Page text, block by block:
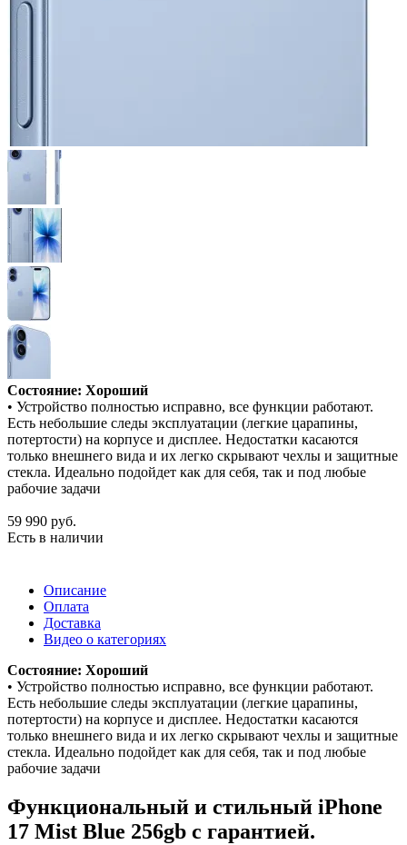
Состояние: Хороший
• Устройство полностью исправно, все функции работают.
Есть небольшие следы эксплуатации (легкие царапины,
потертости) на корпусе и дисплее. Недостатки касаются
только внешнего вида и их легко скрывают чехлы и защитные
стекла. Идеально подойдет как для себя, так и под любые
рабочие задачи
59 990 руб.
Есть в наличии
Описание
Оплата
Доставка
Видео о категориях
Состояние: Хороший
• Устройство полностью исправно, все функции работают.
Есть небольшие следы эксплуатации (легкие царапины,
потертости) на корпусе и дисплее. Недостатки касаются
только внешнего вида и их легко скрывают чехлы и защитные
стекла. Идеально подойдет как для себя, так и под любые
рабочие задачи
Функциональный и стильный iPhone
17 Mist Blue 256gb с гарантией.